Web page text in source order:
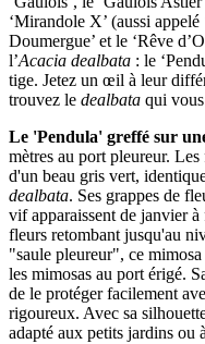
‘Mirandole X’ (aussi
Doumergue’ et le ‘Rêve
l’Acacia dealbata : le
tige. Jetez un œil à leur
trouvez le dealbata qui
Le 'Pendula' greffé sur
mètres au port pleureur.
d'un beau gris vert,
dealbata. Ses grappes de
vif apparaissent de janvier à
fleurs retombant jusqu'au
"saule pleureur", ce
les mimosas au port érigé.
de le protéger facilement
rigoureux. Avec sa
adapté aux petits jardins ou